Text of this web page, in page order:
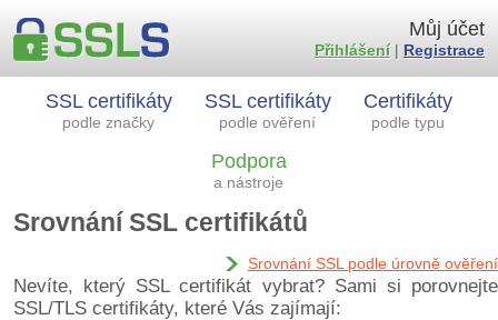
SSL certifikáty
podle značky
SSL certifikáty
podle ověření
Certifikáty
podle typu
Podpora
a nástroje
Můj účet
Přihlášení| Registrace
Srovnání SSL certifikátů
Srovnání SSL podle úrovně ověření
Nevíte, který SSL certifikát vybrat? Sami si porovnejte
SSL/TLS certifikáty, které Vás zajímají: